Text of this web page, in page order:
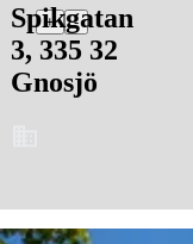
+ -
Spikgatan
3, 335 32
Gnosjö